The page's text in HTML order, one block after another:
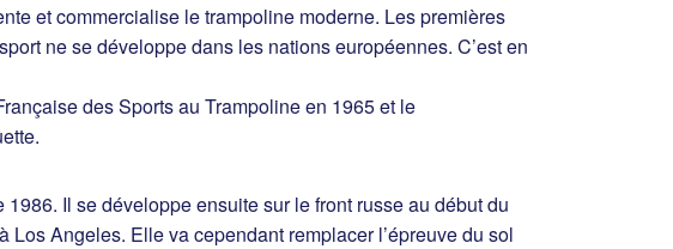
et commercialise le trampoline moderne. Les premières
ne se développe dans les nations européennes. C’est en
des Sports au Trampoline en 1965 et le
Il se développe ensuite sur le front russe au début du
Angeles. Elle va cependant remplacer l’épreuve du sol